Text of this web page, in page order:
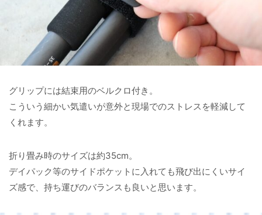
グリップには結束用のベルクロ付き。
こういう細かい気遣いが意外と現場でのストレスを軽減して
くれます。
折り畳み時のサイズは約35cm。
デイパック等のサイドポケットに入れても飛び出にくいサイ
ズ感で、持ち運びのバランスも良いと思います。